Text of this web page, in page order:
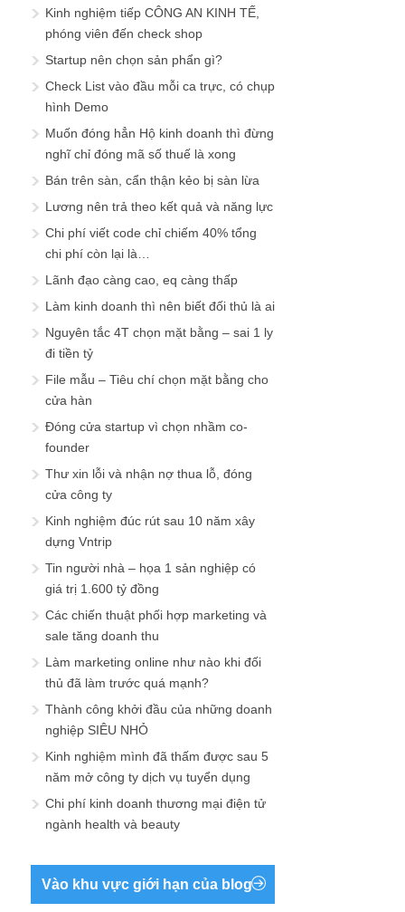
Kinh nghiệm tiếp CÔNG AN KINH TẾ,
phóng viên đến check shop
Startup nên chọn sản phẩn gì?
Check List vào đầu mỗi ca trực, có chụp
hình Demo
Muốn đóng hẳn Hộ kinh doanh thì đừng
nghĩ chỉ đóng mã số thuế là xong
Bán trên sàn, cẩn thận kẻo bị sàn lừa
Lương nên trả theo kết quả và năng lực
Chi phí viết code chỉ chiếm 40% tổng
chi phí còn lại là…
Lãnh đạo càng cao, eq càng thấp
Làm kinh doanh thì nên biết đối thủ là ai
Nguyên tắc 4T chọn mặt bằng – sai 1 ly
đi tiền tỷ
File mẫu – Tiêu chí chọn mặt bằng cho
cửa hàn
Đóng cửa startup vì chọn nhầm co-
founder
Thư xin lỗi và nhận nợ thua lỗ, đóng
cửa công ty
Kinh nghiệm đúc rút sau 10 năm xây
dựng Vntrip
Tin người nhà – họa 1 sản nghiệp có
giá trị 1.600 tỷ đồng
Các chiến thuật phối hợp marketing và
sale tăng doanh thu
Làm marketing online như nào khi đối
thủ đã làm trước quá mạnh?
Thành công khởi đầu của những doanh
nghiệp SIÊU NHỎ
Kinh nghiệm mình đã thấm được sau 5
năm mở công ty dịch vụ tuyển dụng
Chi phí kinh doanh thương mại điện tử
ngành health và beauty
Vào khu vực giới hạn của blog